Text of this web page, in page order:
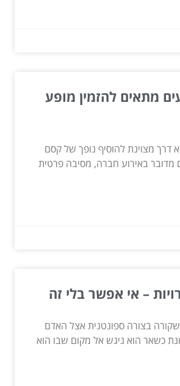
מתאים להזמין מופע
דרך מצוינת להוסיף נופך של קסם
מדובר באירוע חברה, מסיבה פרטית
– אי אפשר בלי זה
בצורה ספונטנית אצל האדם
כשאר הוא ניגש אל מקום שבו הוא